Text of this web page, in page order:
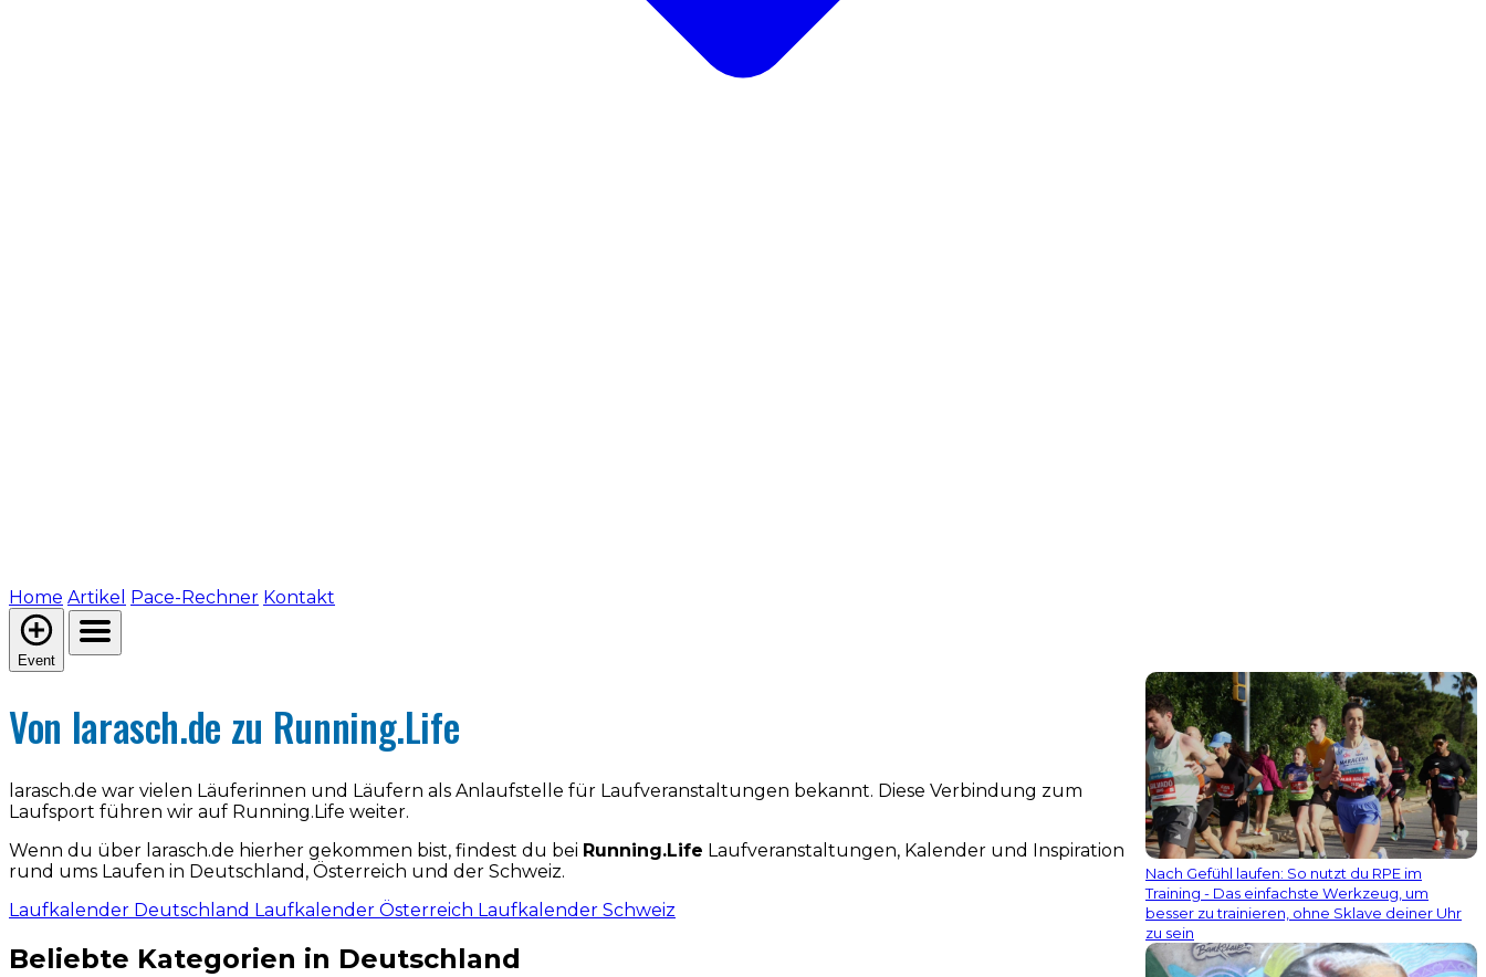
Home Artikel Pace-Rechner Kontakt
Event
Von larasch.de zu Running.Life
larasch.de war vielen Läuferinnen und Läufern als Anlaufstelle für Laufveranstaltungen bekannt. Diese Verbindung zum
Laufsport führen wir auf Running.Life weiter.
Wenn du über larasch.de hierher gekommen bist, findest du bei Running.Life Laufveranstaltungen, Kalender und Inspiration
rund ums Laufen in Deutschland, Österreich und der Schweiz.
Laufkalender Deutschland Laufkalender Österreich Laufkalender Schweiz
Beliebte Kategorien in Deutschland
Nach Gefühl laufen: So nutzt du RPE im
Training - Das einfachste Werkzeug, um
besser zu trainieren, ohne Sklave deiner Uhr
zu sein